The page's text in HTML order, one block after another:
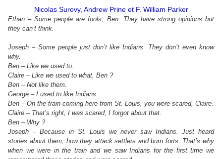
Nicolas Surovy, Andrew Prine et F. William Parker
Ethan – Some people are fools, Ben. They have strong opinions but
they can’t think.
Joseph – Some people just don’t like Indians. They don’t even know
why.
Ben – Like we used to.
Claire – Like we used to what, Ben ?
Ben – Not like them.
George – I used to like Indians.
Ben – On the train coming here from St. Louis, you were scared, Claire.
Claire – That’s right, I was scared, I forgot about that.
Ben – Why ?
Joseph – Because in St. Louis we never saw Indians. Just heard
stories about them, how they attack settlers and burn forts. That’s why
when we were in the train and we saw Indians for the first time we